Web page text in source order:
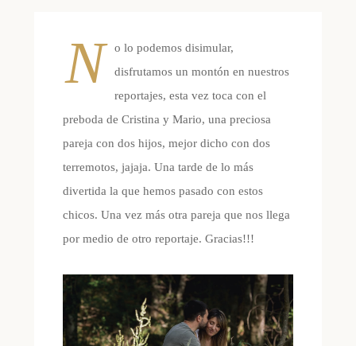
N
o lo podemos disimular,
disfrutamos un montón en nuestros
reportajes, esta vez toca con el
preboda de Cristina y Mario, una preciosa
pareja con dos hijos, mejor dicho con dos
terremotos, jajaja. Una tarde de lo más
divertida la que hemos pasado con estos
chicos. Una vez más otra pareja que nos llega
por medio de otro reportaje. Gracias!!!